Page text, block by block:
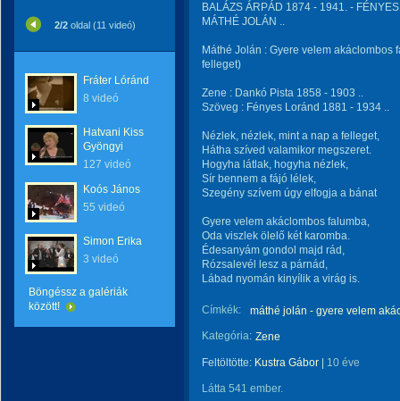
2/2oldal (11 videó)
Fráter Lóránd
8 videó
Hatvani Kiss
Gyöngyi
127 videó
Koós János
55 videó
Simon Erika
3 videó
Böngéssz a galériák
között!
BALÁZS ÁRPÁD 1874 - 1941. -
MÁTHÉ JOLÁN ..
Máthé Jolán : Gyere velem akáclombos
felleget)
Zene : Dankó Pista 1858 - 1903 ..
Szöveg : Fényes Loránd 1881 - 1934 ..
Nézlek, nézlek, mint a nap a felleget,
Hátha szíved valamikor megszeret.
Hogyha látlak, hogyha nézlek,
Sír bennem a fájó lélek,
Szegény szívem úgy elfogja a bánat
Gyere velem akáclombos falumba,
Oda viszlek ölelő két karomba.
Édesanyám gondol majd rád,
Rózsalevél lesz a párnád,
Lábad nyomán kinyílik a virág is.
Címkék:
máthé jolán - gyere velem
Kategória: Zene
Feltöltötte: Kustra Gábor 10 éve
Látta 541 ember.